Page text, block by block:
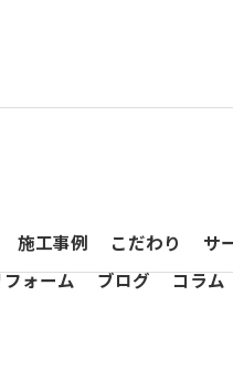
施工事例 こだわり サ
フォーム ブログ コラム